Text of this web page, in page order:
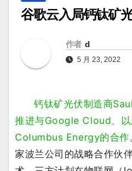
谷歌云入局钙钛矿
作者 d
5 月 23, 2022
钙钛矿光伏制造商
推进与Google Cloud、以
Columbus Energy的合作
家波兰公司的战略合作伙